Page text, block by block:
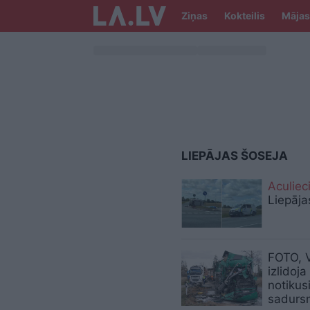
Ziņas Kokteilis Mājas
LIEPĀJAS ŠOSEJA
FOTO,
izlidoja